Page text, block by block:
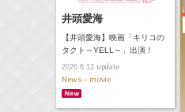
井頭愛海
【井頭愛海】映画「キリコの
タクト～YELL～」出演！
2026.6.12update
News - movie